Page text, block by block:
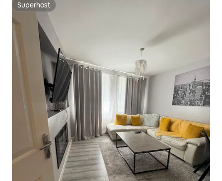
Superhost
Superhost